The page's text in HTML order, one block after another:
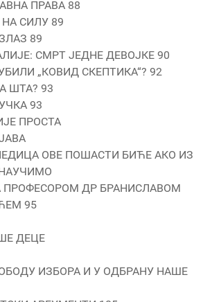
ПРАВА 88
СИЛУ 89
89
СМРТ ЈЕДНЕ ДЕВОЈКЕ 90
„КОВИД СКЕПТИКА“? 92
ШТА? 93
93
ПРОСТА
ОВЕ ПОШАСТИ БИЋЕ АКО ИЗ
ПРОФЕСОРОМ ДР БРАНИСЛАВОМ
95
ДЕЦЕ
ИЗБОРА И У ОДБРАНУ НАШЕ